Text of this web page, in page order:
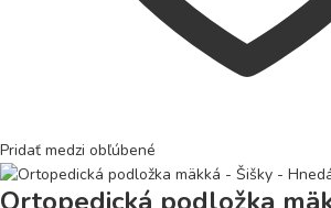
Pridať medzi obľúbené